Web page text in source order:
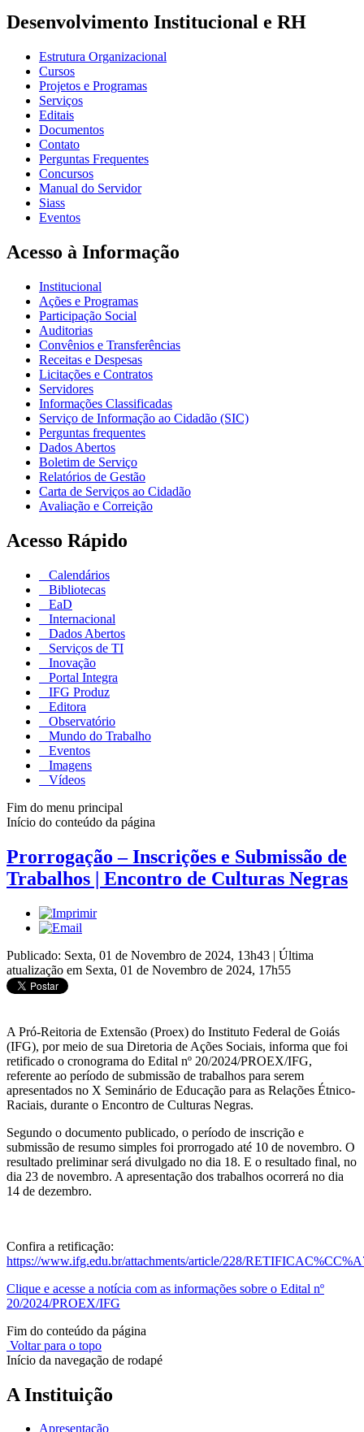
Desenvolvimento Institucional e RH
Estrutura Organizacional
Cursos
Projetos e Programas
Serviços
Editais
Documentos
Contato
Perguntas Frequentes
Concursos
Manual do Servidor
Siass
Eventos
Acesso à Informação
Institucional
Ações e Programas
Participação Social
Auditorias
Convênios e Transferências
Receitas e Despesas
Licitações e Contratos
Servidores
Informações Classificadas
Serviço de Informação ao Cidadão (SIC)
Perguntas frequentes
Dados Abertos
Boletim de Serviço
Relatórios de Gestão
Carta de Serviços ao Cidadão
Avaliação e Correição
Acesso Rápido
Calendários
Bibliotecas
EaD
Internacional
Dados Abertos
Serviços de TI
Inovação
Portal Integra
IFG Produz
Editora
Observatório
Mundo do Trabalho
Eventos
Imagens
Vídeos
Fim do menu principal
Início do conteúdo da página
Prorrogação – Inscrições e Submissão de
Trabalhos | Encontro de Culturas Negras
Publicado: Sexta, 01 de Novembro de 2024, 13h43 | Última
atualização em Sexta, 01 de Novembro de 2024, 17h55
A Pró-Reitoria de Extensão (Proex) do Instituto Federal de Goiás
(IFG), por meio de sua Diretoria de Ações Sociais, informa que foi
retificado o cronograma do Edital nº 20/2024/PROEX/IFG,
referente ao período de submissão de trabalhos para serem
apresentados no X Seminário de Educação para as Relações Étnico-
Raciais, durante o Encontro de Culturas Negras.
Segundo o documento publicado, o período de inscrição e
submissão de resumo simples foi prorrogado até 10 de novembro. O
resultado preliminar será divulgado no dia 18. E o resultado final, no
dia 23 de novembro. A apresentação dos trabalhos ocorrerá no dia
14 de dezembro.
Confira a retificação:
https://www.ifg.edu.br/attachments/article/228/
Clique e acesse a notícia com as informações sobre o Edital nº
20/2024/PROEX/IFG
Fim do conteúdo da página
Voltar para o topo
Início da navegação de rodapé
A Instituição
Apresentação